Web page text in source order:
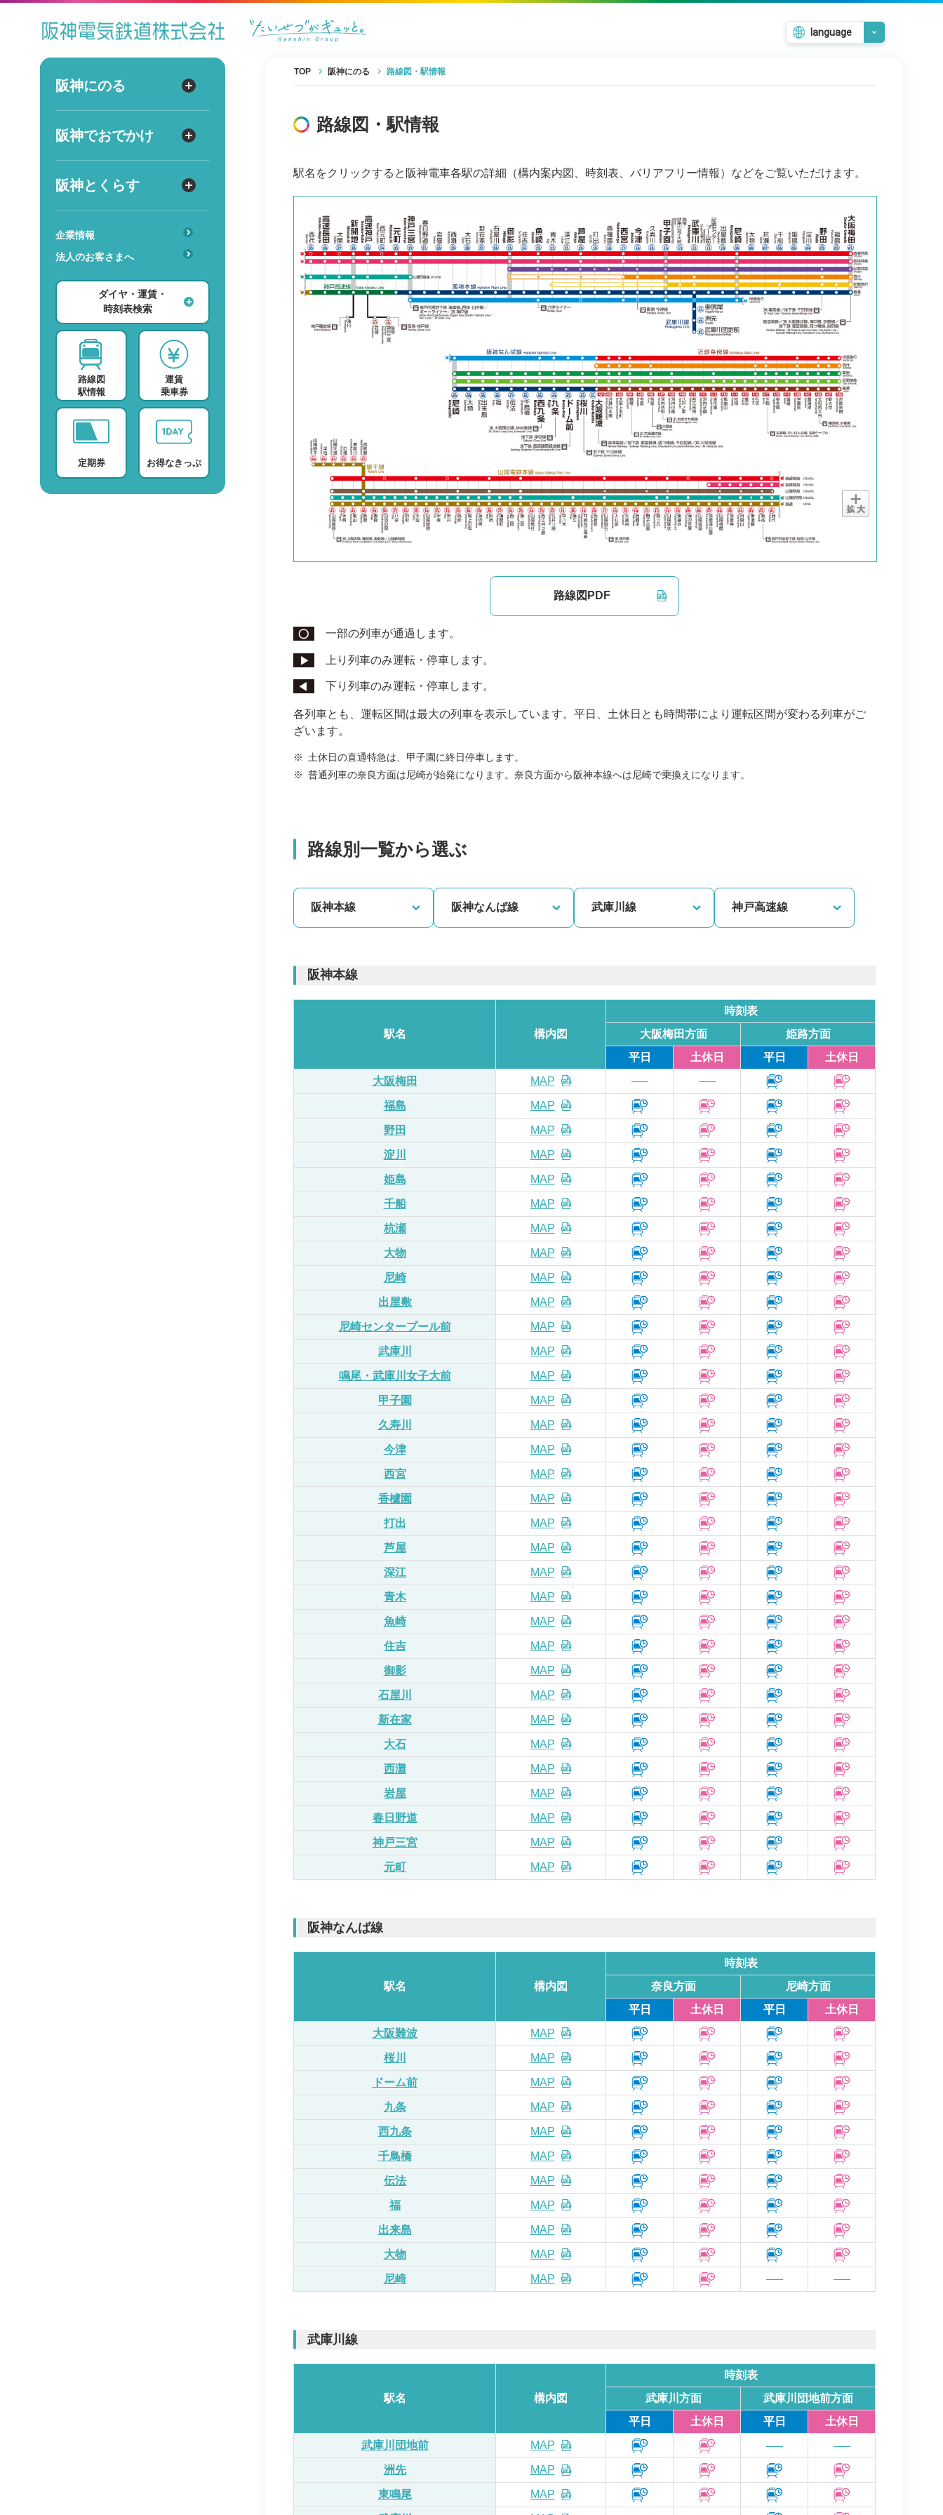
language
阪神にのる
阪神にのる
駅のサービス一覧
ダイヤ検索
運賃検索
時刻表検索
検索に関する注意事項
よくある質問・FAQ
阪神でおでかけ
阪神でおでかけ
ホテル・旅行
ショッピング・グルメ
阪神とくらす
阪神とくらす
交通
レンタル・駐輪場
スポーツ・スクール
プロバイダー
デイサービス
企業情報
法人のお客さまへ
路線図
駅情報
運賃
乗車券
定期券 お得なきっぷ
ダイヤ・運賃・
時刻表検索
出発
到着
時
詳細設定
TOP 阪神にのる 路線図・駅情報
路線図・駅情報
駅名をクリックすると阪神電車各駅の詳細（構内案内図、時刻表、バリアフリー情報）などをご覧いただけます。
路線図PDF
一部の列車が通過します。
上り列車のみ運転・停車します。
下り列車のみ運転・停車します。
各列車とも、運転区間は最大の列車を表示しています。平日、土休日とも時間帯により運転区間が変わる列車がご
ざいます。
※ 土休日の直通特急は、甲子園に終日停車します。
※ 普通列車の奈良方面は尼崎が始発になります。奈良方面から阪神本線へは尼崎で乗換えになります。
路線別一覧から選ぶ
阪神本線 阪神なんば線 武庫川線 神戸高速線
阪神本線
駅名 構内 図
時刻表
大阪梅田方面
姫路方面
平日
土休日 平日
土休日
大阪梅田
MAP
福島 MAP
野田 MAP
淀川 MAP
姫島 MAP
千船 MAP
杭瀬 MAP
大物 MAP
尼崎 MAP
出屋敷 MAP
尼崎センタープール前 MAP
武庫川 MAP
鳴尾・ 武庫川 女子大前 MAP
甲子園 MAP
久寿川 MAP
今津 MAP
西宮 MAP
香櫨園 MAP
打出 MAP
芦屋 MAP
深江 MAP
青木 MAP
魚崎 MAP
住吉 MAP
御影 MAP
石屋川 MAP
新在家 MAP
大石 MAP
西灘 MAP
岩屋 MAP
春日野道 MAP
神戸三宮 MAP
元町 MAP
阪神なんば線
駅名 構内 図
時刻表
奈良方面
尼崎方面
平日
土休日 平日
土休日
大阪難波
MAP
桜川 MAP
ドーム前 MAP
九条 MAP
西九条 MAP
千鳥橋 MAP
伝法 MAP
福 MAP
出来島 MAP
大物 MAP
尼崎 MAP
武庫川線
駅名 構内 図
時刻表
武庫川方面
武庫川団地前方面
平日
土休日 平日
土休日
武庫川
団地前 MAP
洲先 MAP
東鳴尾 MAP